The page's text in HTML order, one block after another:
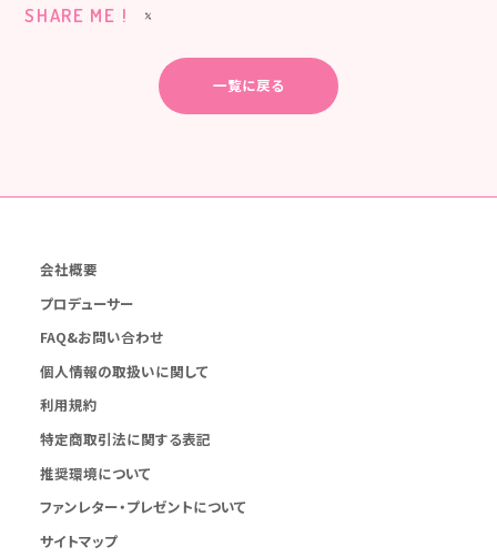
SHARE ME !
一覧に戻る
会社概要
プロデューサー
FAQ&お問い合わせ
個人情報の取扱いに関して
利用規約
特定商取引法に関する表記
推奨環境について
ファンレター・プレゼントについて
サイトマップ